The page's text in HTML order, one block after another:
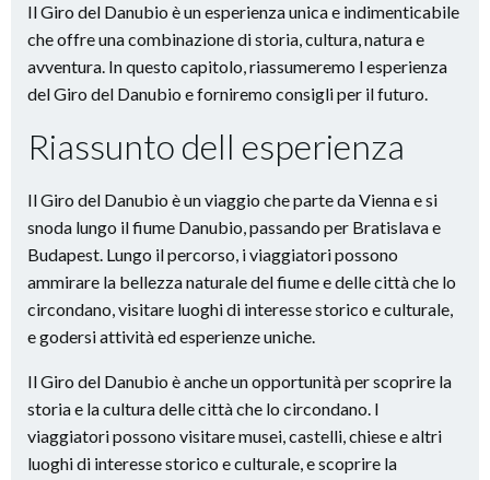
Il Giro del Danubio è un esperienza unica e indimenticabile
che offre una combinazione di storia, cultura, natura e
avventura. In questo capitolo, riassumeremo l esperienza
del Giro del Danubio e forniremo consigli per il futuro.
Riassunto dell esperienza
Il Giro del Danubio è un viaggio che parte da Vienna e si
snoda lungo il fiume Danubio, passando per Bratislava e
Budapest. Lungo il percorso, i viaggiatori possono
ammirare la bellezza naturale del fiume e delle città che lo
circondano, visitare luoghi di interesse storico e culturale,
e godersi attività ed esperienze uniche.
Il Giro del Danubio è anche un opportunità per scoprire la
storia e la cultura delle città che lo circondano. I
viaggiatori possono visitare musei, castelli, chiese e altri
luoghi di interesse storico e culturale, e scoprire la